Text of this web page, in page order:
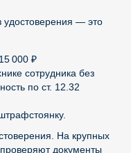
удостоверения — это
000 ₽
сотрудника без
по ст. 12.32
На крупных
документы